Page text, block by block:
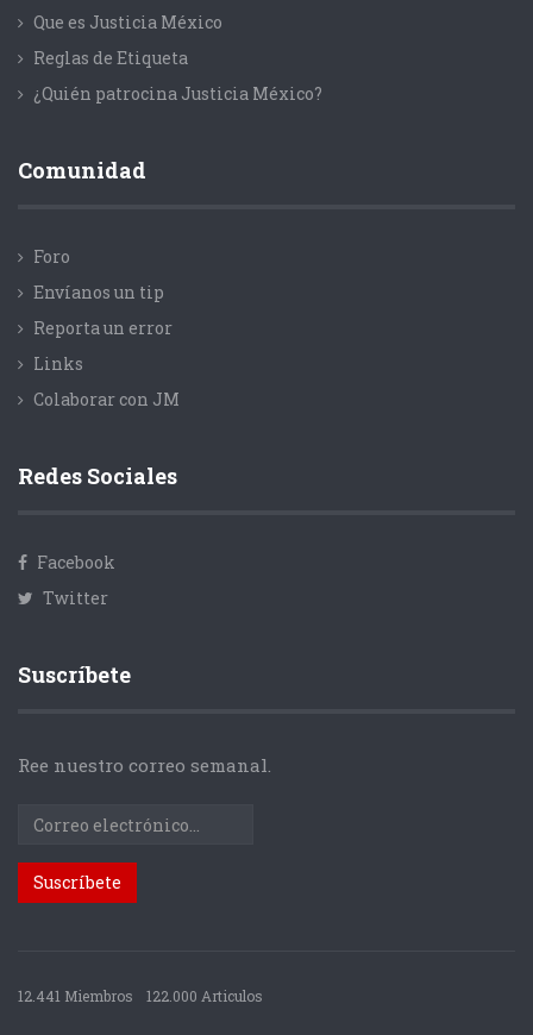
Que es Justicia México
Reglas de Etiqueta
¿Quién patrocina Justicia México?
Comunidad
Foro
Envíanos un tip
Reporta un error
Links
Colaborar con JM
Redes Sociales
Facebook
Twitter
Suscríbete
Ree nuestro correo semanal.
12.441 Miembros 122.000 Articulos